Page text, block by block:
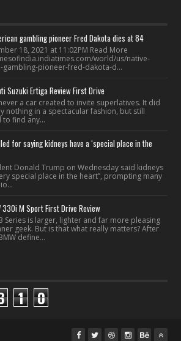
gambling pioneer Fred Dakota dies at 84
18, 2021 at 11:02PM Read More
world/us/native-
gambling-pioneer-fred-dakota-d...
Suzuki Ertiga Review First Drive
a car created to invite superlatives. It did
nothing in a spectacular fashion, but still
to find any...
for saying kidneys have a ‘special place in the
Donald Trump on Wednesday said kidneys
special place in the heart”, prompting many
330i M Sport First Drive Review
Series is larger, lighter and far more pleasing
geek. But is that what really matters? After
define...
1 0